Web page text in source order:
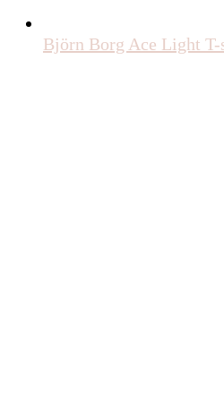
Björn Borg Ace Light